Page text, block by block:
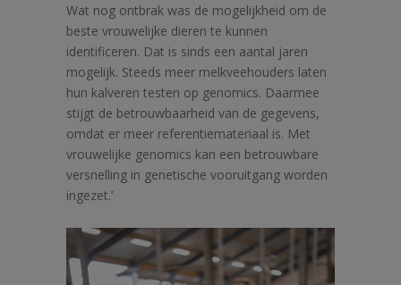
Wat nog ontbrak was de mogelijkheid om de
beste vrouwelijke dieren te kunnen
identificeren. Dat is sinds een aantal jaren
mogelijk. Steeds meer melkveehouders laten
hun kalveren testen op genomics. Daarmee
stijgt de betrouwbaarheid van de gegevens,
omdat er meer referentiemateriaal is. Met
vrouwelijke genomics kan een betrouwbare
versnelling in genetische vooruitgang worden
ingezet.’